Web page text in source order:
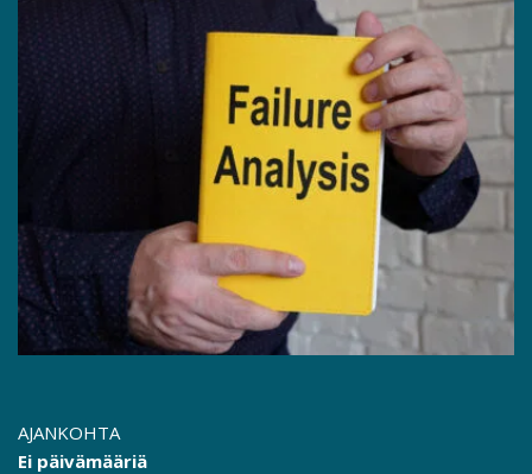
AJANKOHTA
Ei päivämääriä